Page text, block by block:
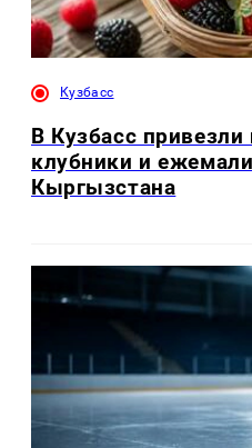
Кузбасс
В Кузбасс
клубники и
Кыргызстана